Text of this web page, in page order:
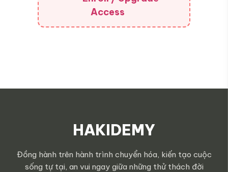
Access
HAKIDEMY
Đồng hành trên hành trình chuyển hóa, kiến tạo cuộc
sống tự tại, an vui ngay giữa những thử thách đời